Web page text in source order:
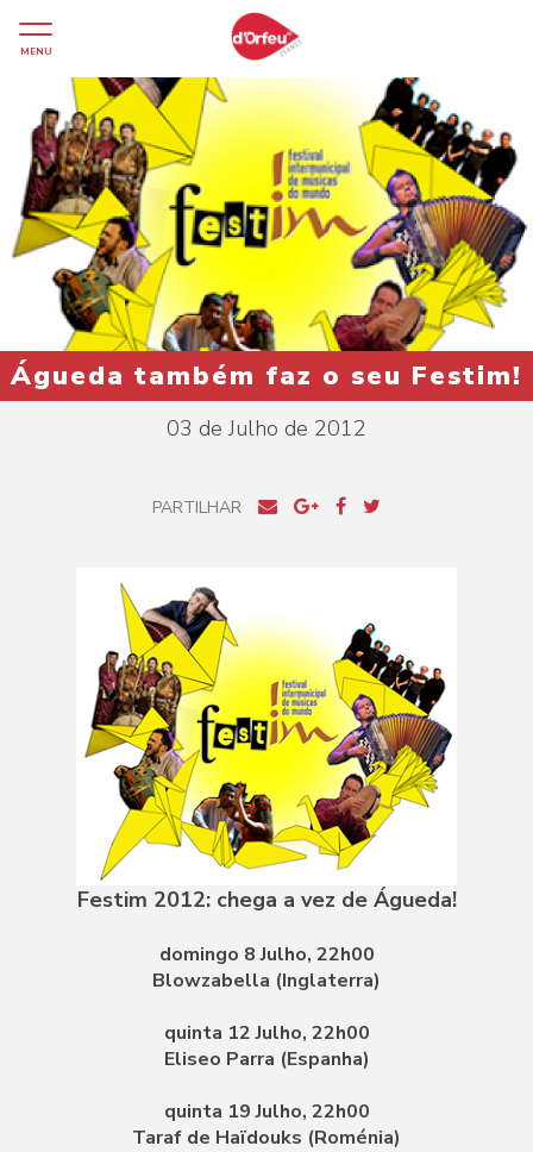
MENU
Águeda também faz o seu Festim!
03 de Julho de 2012
PARTILHAR
Festim 2012: chega a vez de Águeda!
domingo 8 Julho, 22h00
Blowzabella (Inglaterra)
quinta 12 Julho, 22h00
Eliseo Parra (Espanha)
quinta 19 Julho, 22h00
Taraf de Haïdouks (Roménia)